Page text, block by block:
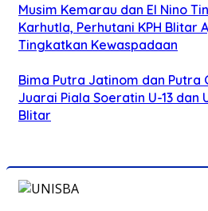
Musim Kemarau dan El Nino
Karhutla, Perhutani KPH Blitar
Tingkatkan Kewaspadaan
Bima Putra Jatinom dan Putra
Juarai Piala Soeratin U-13 dan
Blitar